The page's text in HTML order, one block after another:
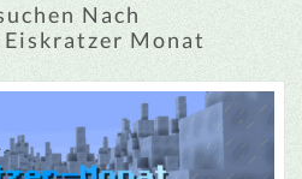
Nach
Eiskratzer Monat